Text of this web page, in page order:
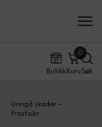
ButikkKurv
0
Søk
Unngå skader –
frostsikr…